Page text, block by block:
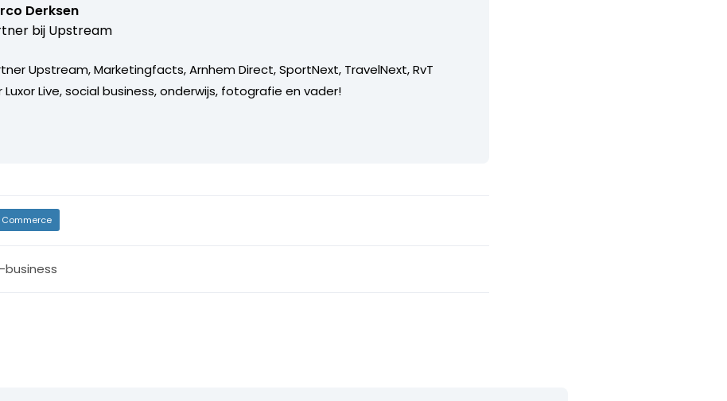
Derksen
bij Upstream
Upstream, Marketingfacts, Arnhem Direct, SportNext, TravelNext, RvT
Luxor Live, social business, onderwijs, fotografie en vader!
Commerce
business